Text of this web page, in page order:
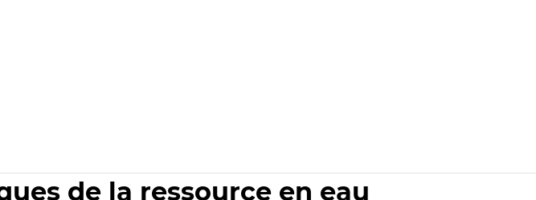
de la ressource en eau